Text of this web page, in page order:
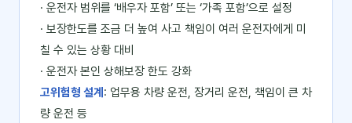
· 운전자 범위를 ‘배우자 포함’ 또는 ‘가족 포함’으로 설정
· 보장한도를 조금 더 높여 사고 책임이 여러 운전자에게 미
칠 수 있는 상황 대비
· 운전자 본인 상해보장 한도 강화
고위험형 설계 : 업무용 차량 운전, 장거리 운전, 책임이 큰 차
량 운전 등